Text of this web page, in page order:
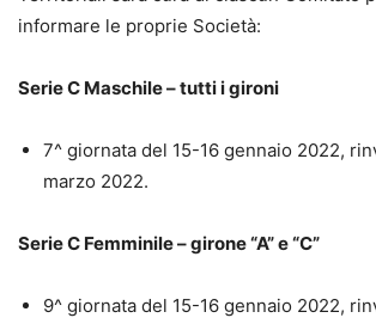
informare le proprie Società:
Serie C Maschile – tutti i gironi
7^ giornata del 15-16 gennaio 2022,
marzo 2022.
Serie C Femminile – girone “A” e “C”
9^ giornata del 15-16 gennaio 2022,